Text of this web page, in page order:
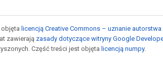
licencją Creative Commons – uznanie autorstwa
zawierają zasady dotyczące witryny Google
Część treści jest objęta licencją numpy.